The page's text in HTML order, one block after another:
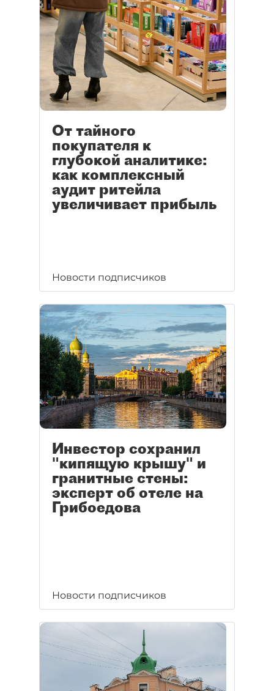
От тайного
покупателя к
глубокой аналитике:
как комплексный
аудит ритейла
увеличивает прибыль
Новости подписчиков
Инвестор сохранил
"кипящую крышу" и
гранитные стены:
эксперт об отеле на
Грибоедова
Новости подписчиков